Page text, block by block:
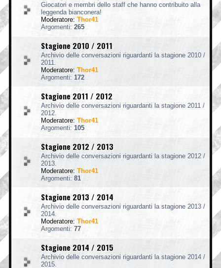
Giocatori e membri dello staff che hanno contribuito alla
leggenda bianconera!
Moderatore: Thor41
Argomenti: 265
Stagione 2010 / 2011
Archivio delle conversazioni riguardanti la stagione 2010 /
2011.
Moderatore: Thor41
Argomenti: 172
Stagione 2011 / 2012
Archivio delle conversazioni riguardanti la stagione 2011 /
2012.
Moderatore: Thor41
Argomenti: 105
Stagione 2012 / 2013
Archivio delle conversazioni riguardanti la stagione 2012 /
2013.
Moderatore: Thor41
Argomenti: 81
Stagione 2013 / 2014
Archivio delle conversazioni riguardanti la stagione 2013 /
2014.
Moderatore: Thor41
Argomenti: 77
Stagione 2014 / 2015
Archivio delle conversazioni riguardanti la stagione 2014 /
2015.